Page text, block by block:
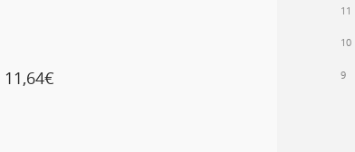
11,64€
9
10
11